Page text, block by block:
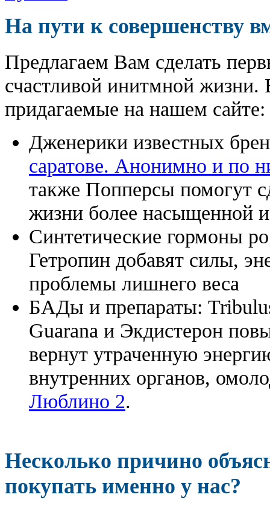
На пути к совершенству
Предлагаем Вам сделать
счастливой инитмной жизни.
придагаемые на нашем сайте:
Дженерики известных
саратове. Анонимно и по
также Попперсы помогут
жизни более насыщенной
Синтетические гормоны
Гетропин добавят силы,
проблемы лишнего веса
БАДы и препараты:
Guarana и Экдистерон
вернут утраченную
внутренних органов,
Люблино 2.
Несколько причино
покупать именно у нас?